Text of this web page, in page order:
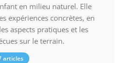
en milieu naturel. Elle
expériences concrètes, en
aspects pratiques et les
sur le terrain.
articles